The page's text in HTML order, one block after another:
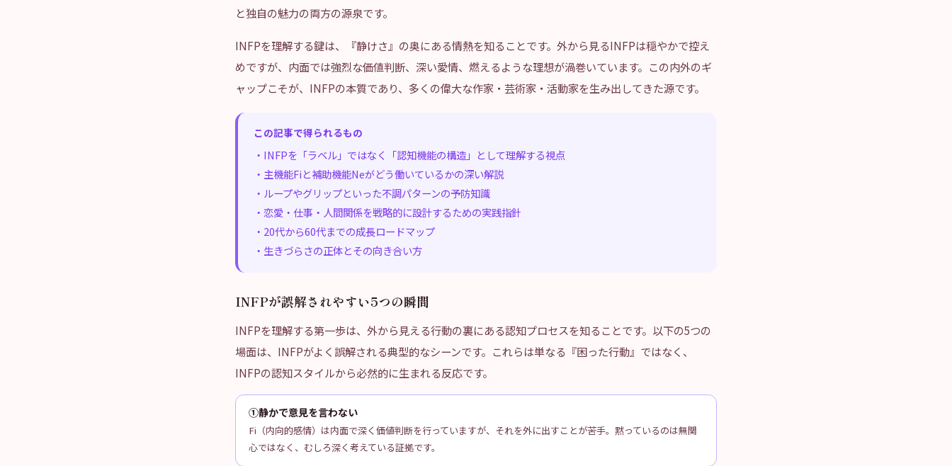
と独自の魅力の両方の源泉です。
INFPを理解する鍵は、『静けさ』の奥にある情熱を知ることです。外から見るINFPは穏やかで控え
めですが、内面では強烈な価値判断、深い愛情、燃えるような理想が渦巻いています。この内外のギ
ャップこそが、INFPの本質であり、多くの偉大な作家・芸術家・活動家を生み出してきた源です。
この記事で得られるもの
・INFPを「ラベル」ではなく「認知機能の構造」として理解する視点
・主機能Fiと補助機能Neがどう働いているかの深い解説
・ループやグリップといった不調パターンの予防知識
・恋愛・仕事・人間関係を戦略的に設計するための実践指針
・20代から60代までの成長ロードマップ
・生きづらさの正体とその向き合い方
INFPが誤解されやすい5つの瞬間
INFPを理解する第一歩は、外から見える行動の裏にある認知プロセスを知ることです。以下の5つの
場面は、INFPがよく誤解される典型的なシーンです。これらは単なる『困った行動』ではなく、
INFPの認知スタイルから必然的に生まれる反応です。
①静かで意見を言わない
Fi（内向的感情）は内面で深く価値判断を行っていますが、それを外に出すことが苦手。黙っているのは無関
心ではなく、むしろ深く考えている証拠です。